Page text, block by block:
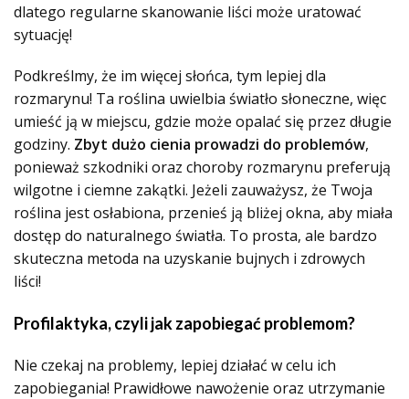
dlatego regularne skanowanie liści może uratować
sytuację!
Podkreślmy, że im więcej słońca, tym lepiej dla
rozmarynu! Ta roślina uwielbia światło słoneczne, więc
umieść ją w miejscu, gdzie może opalać się przez długie
godziny. Zbyt dużo cienia prowadzi do problemów,
ponieważ szkodniki oraz choroby rozmarynu preferują
wilgotne i ciemne zakątki. Jeżeli zauważysz, że Twoja
roślina jest osłabiona, przenieś ją bliżej okna, aby miała
dostęp do naturalnego światła. To prosta, ale bardzo
skuteczna metoda na uzyskanie bujnych i zdrowych
liści!
Profilaktyka, czyli jak zapobiegać problemom?
Nie czekaj na problemy, lepiej działać w celu ich
zapobiegania! Prawidłowe nawożenie oraz utrzymanie